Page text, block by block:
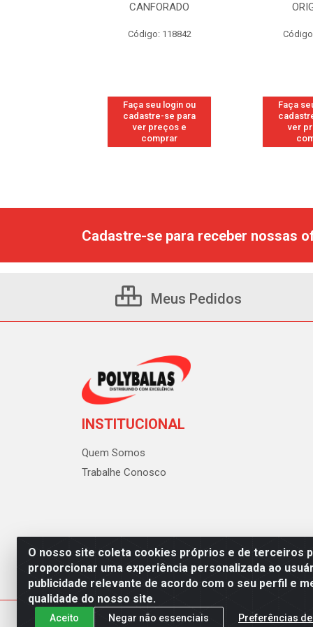
CANFORADO
Código: 118842
Faça seu login ou
cadastre-se para
ver preços e
comprar
Faça
ver
O nosso site coleta cookies próprios e de terceiros
proporcionar uma experiência personalizada ao
publicidade relevante de acordo com o seu perfil e
qualidade do nosso site.
Aceito Negar não essenciais Preferências
Cadastre-se para receber nossas
Meus Pedidos
INSTITUCIONAL
Quem Somos
Trabalhe Conosco
Polybalas - Rua João Miguel